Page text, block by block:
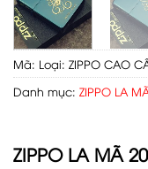
Mã: Loại: ZIPPO CAO
Danh mục: ZIPPO LA
ZIPPO LA MÃ